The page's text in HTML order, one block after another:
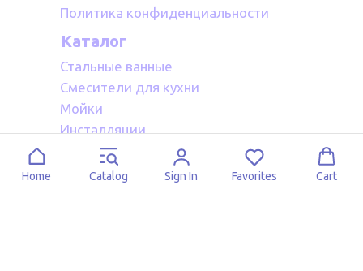
Home Catalog Sign In Favorites Cart
Политика конфиденциальности
Каталог
Стальные ванные
Смесители для кухни
Мойки
Инсталляции
Акриловые ванные
Полотенцесушители водяные